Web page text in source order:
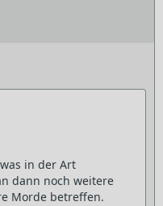
in der Art
dann noch weitere
Morde betreffen.